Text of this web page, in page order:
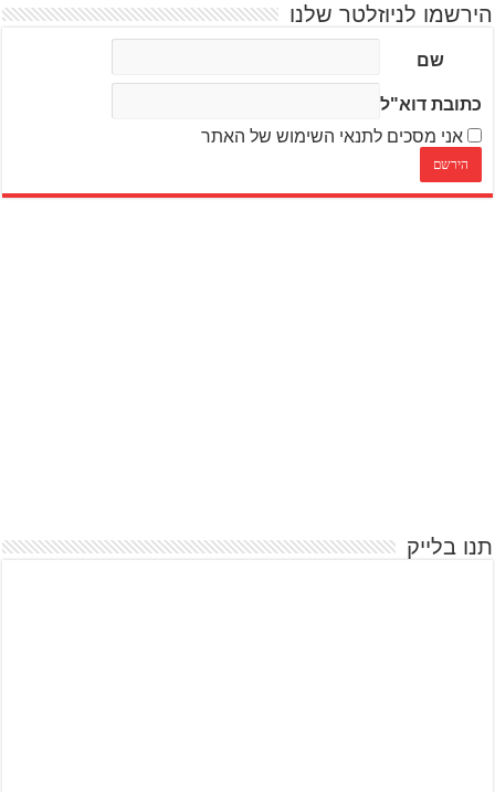
הירשמו לניוזלטר שלנו
שם
כתובת דוא"ל
אני מסכים לתנאי השימוש של האתר
תנו בלייק